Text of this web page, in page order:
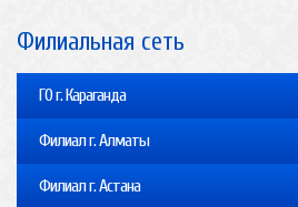
Филиальная сеть
ГО г. Караганда
Филиал г. Алматы
Филиал г. Астана